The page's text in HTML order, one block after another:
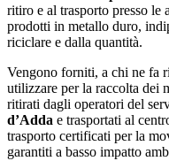
ritiro e al trasporto presso le
prodotti in metallo duro,
riciclare e dalla quantità.
Vengono forniti, a chi ne fa
utilizzare per la raccolta dei
ritirati dagli operatori del
d’Adda e trasportati al
trasporto certificati per la
garantiti a basso impatto